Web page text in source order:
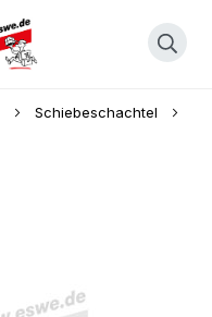
Schiebeschachtel